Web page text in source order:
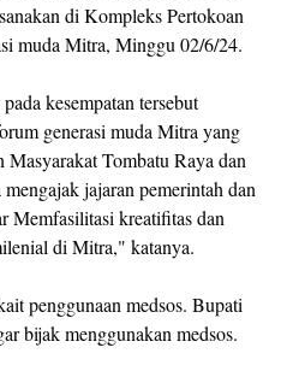
di Kompleks Pertokoan
muda Mitra, Minggu 02/6/24.
kesempatan tersebut
generasi muda Mitra yang
Masyarakat Tombatu Raya dan
jajaran pemerintah dan
Memfasilitasi kreatifitas dan
di Mitra," katanya.
penggunaan medsos. Bupati
bijak menggunakan medsos.